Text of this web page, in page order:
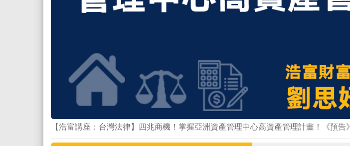
【浩富講座：台灣法律】四兆商機！掌握亞洲資產管理中心高資產管理計畫！《預告》